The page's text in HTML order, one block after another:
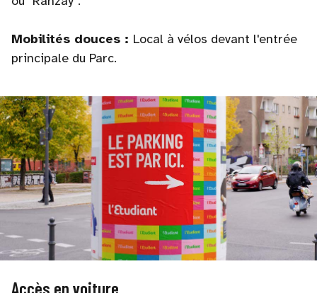
Mobilités douces : Local à vélos devant l'entrée
principale du Parc.
Accès en voiture